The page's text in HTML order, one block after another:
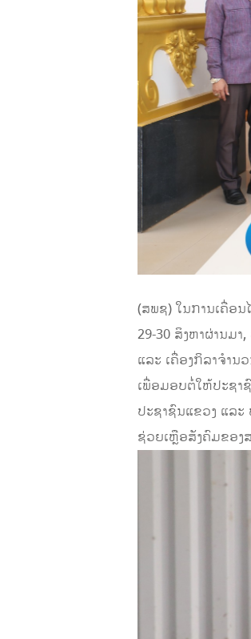
(ສພຊ) ໃນການເຄື່ອ
29-30 ສິງຫາຜ່ານມ
ແລະ ເຄື່ອງກິລາຈຳ
ເພື່ອມອບຕໍ່ໃຫ້ປະຊາ
ປະຊາຊົນແຂວງ ແລ
ຊ່ວຍເຫຼືອສັງຄົມຂອງ